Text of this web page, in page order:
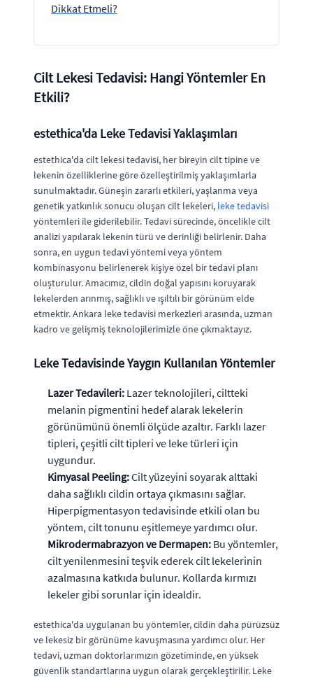
Dikkat Etmeli?
Cilt Lekesi Tedavisi: Hangi Yöntemler En
Etkili?
estethica'da Leke Tedavisi Yaklaşımları
estethica'da cilt lekesi tedavisi, her bireyin cilt tipine ve
lekenin özelliklerine göre özelleştirilmiş yaklaşımlarla
sunulmaktadır. Güneşin zararlı etkileri, yaşlanma veya
genetik yatkınlık sonucu oluşan cilt lekeleri, leke tedavisi
yöntemleri ile giderilebilir. Tedavi sürecinde, öncelikle cilt
analizi yapılarak lekenin türü ve derinliği belirlenir. Daha
sonra, en uygun tedavi yöntemi veya yöntem
kombinasyonu belirlenerek kişiye özel bir tedavi planı
oluşturulur. Amacımız, cildin doğal yapısını koruyarak
lekelerden arınmış, sağlıklı ve ışıltılı bir görünüm elde
etmektir. Ankara leke tedavisi merkezleri arasında, uzman
kadro ve gelişmiş teknolojilerimizle öne çıkmaktayız.
Leke Tedavisinde Yaygın Kullanılan Yöntemler
Lazer Tedavileri: Lazer teknolojileri, ciltteki
melanin pigmentini hedef alarak lekelerin
görünümünü önemli ölçüde azaltır. Farklı lazer
tipleri, çeşitli cilt tipleri ve leke türleri için
uygundur.
Kimyasal Peeling:Cilt yüzeyini soyarak alttaki
daha sağlıklı cildin ortaya çıkmasını sağlar.
Hiperpigmentasyon tedavisinde etkili olan bu
yöntem, cilt tonunu eşitlemeye yardımcı olur.
Mikrodermabrazyon ve Dermapen: Bu yöntemler,
cilt yenilenmesini teşvik ederek cilt lekelerinin
azalmasına katkıda bulunur. Kollarda kırmızı
lekeler gibi sorunlar için idealdir.
estethica'da uygulanan bu yöntemler, cildin daha pürüzsüz
ve lekesiz bir görünüme kavuşmasına yardımcı olur. Her
tedavi, uzman doktorlarımızın gözetiminde, en yüksek
güvenlik standartlarına uygun olarak gerçekleştirilir. Leke